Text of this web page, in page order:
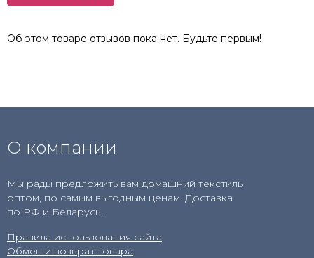
Об этом товаре отзывов пока нет. Будьте первым!
О компании
Мы рады предложить вам домашний текстиль
оптом, по самым выгодным ценам. Доставка
по РФ и Беларусь.
Правила использования сайта
Обмен и возврат товара